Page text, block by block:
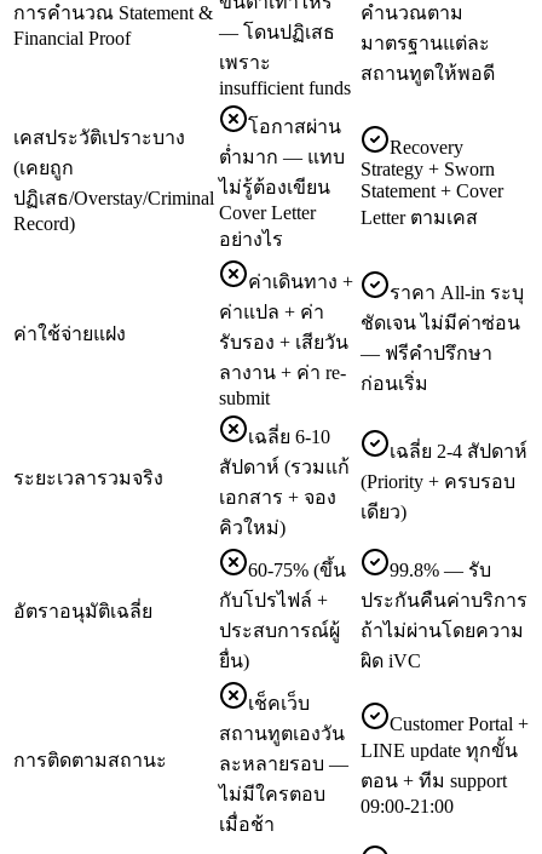
การคำนวณ Statement &
Financial Proof
— โดนปฏิเสธ
เพราะ
insufficient funds
คำนวณตาม
มาตรฐานแต่ละ
สถานทูตให้พอดี
เคสประวัติเปราะบาง
(เคยถูก
ปฏิเสธ/Overstay/Criminal
Record)
โอกาสผ่าน
ต่ำมาก — แทบ
ไม่รู้ต้องเขียน
Cover Letter
อย่างไร
Recovery
Strategy + Sworn
Statement + Cover
Letter ตามเคส
ค่าใช้จ่ายแฝง
ค่าเดินทาง +
ค่าแปล + ค่า
รับรอง + เสียวัน
ลางาน + ค่า re-
submit
ราคา All-in ระบุ
ชัดเจน ไม่มีค่าซ่อน
— ฟรีคำปรึกษา
ก่อนเริ่ม
ระยะเวลารวมจริง
เฉลี่ย 6-10
สัปดาห์ (รวมแก้
เอกสาร + จอง
คิวใหม่)
เฉลี่ย 2-4 สัปดาห์
(Priority + ครบรอบ
เดียว)
อัตราอนุมัติเฉลี่ย
60-75% (ขึ้น
กับโปรไฟล์ +
ประสบการณ์ผู้
ยื่น)
99.8% — รับ
ประกันคืนค่าบริการ
ถ้าไม่ผ่านโดยความ
ผิด iVC
การติดตามสถานะ
เช็คเว็บ
สถานทูตเองวัน
ละหลายรอบ —
ไม่มีใครตอบ
เมื่อช้า
Customer Portal +
LINE update ทุกขั้น
ตอน + ทีม support
09:00-21:00